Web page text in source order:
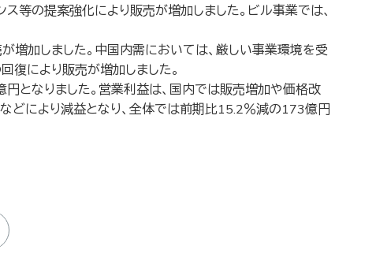
ス等の提案強化により販売が増加しました。ビル事業では、
加しました。中国内需においては、厳しい事業環境を受
復により販売が増加しました。
となりました。営業利益は、国内では販売増加や価格改
どにより減益となり、全体では前期比15.2％減の173億円